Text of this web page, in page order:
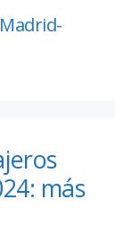
Madrid-
más